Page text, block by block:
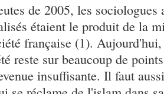
de 2005, les sociologues
étaient le produit de la
française (1).
reste sur beaucoup de
insuffisante. Il faut